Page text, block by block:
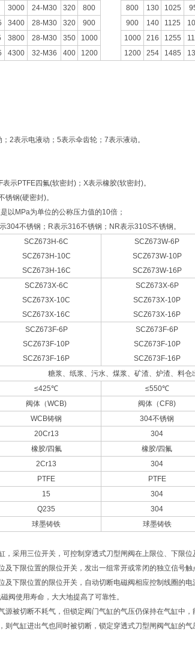
3000 24-M30 320 800 800 130 1025
3400 28-M30 320 900 900 140 1125
3800 28-M30 350 1000 1000 216 1255
4300 32-M36 400 1200 1200 254 1485
2表示电液动；5表示伞齿轮；7表示液动。
示PTFE四氟(软密封)；X表示橡胶(软密封)。
锈钢(硬密封)。
以MPa为单位的公称压力值的10倍；
304不锈钢；R表示316不锈钢；NR表示310S不锈钢。
SCZ673H-6C
SCZ673H-10C
SCZ673H-16C
SCZ673W-6P
SCZ673W-10P
SCZ673W-16P
SCZ673X-6C
SCZ673X-10C
SCZ673X-16C
SCZ673X-6P
SCZ673X-10P
SCZ673X-16P
SCZ673F-6P
SCZ673F-10P
SCZ673F-16P
SCZ673F-6P
SCZ673F-10P
SCZ673F-16P
糖浆、纸浆、污水、煤浆、矿渣、炉渣、料仓
≤425℃ ≤550℃
阀体（WCB) 阀体（CF8)
WCB铸钢 304不锈钢
20Cr13 304
橡胶/四氟 橡胶/四氟
2Cr13 304
PTFE PTFE
15 304
Q235 304
球墨铸铁 球墨铸铁
，采用三位开关，可控制穿透式刀型闸阀在上限位、下限位
下限位置的限位开关，发出一组常开或常闭的独立信号触
及下限位置的限位开关，自动切断电磁阀相应控制线圈的
阀使用寿命，大大地提高了可靠性。
被切断不耗气，但锁定阀门气缸的气压仍保持在气缸中，
则气缸进出气也同时被切断，锁定穿透式刀型闸阀气缸的